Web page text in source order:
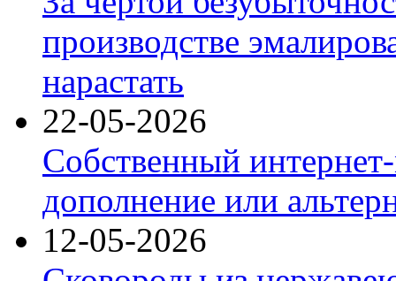
производстве
нарастать
22-05-2026
Собственный
дополнение или
12-05-2026